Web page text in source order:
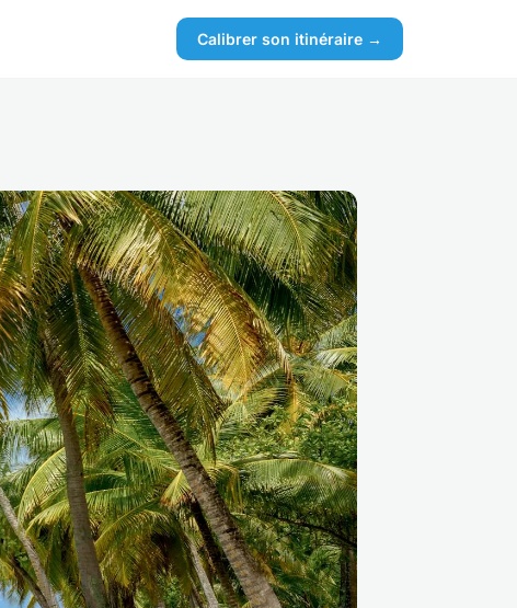
Calibrer son itinéraire →